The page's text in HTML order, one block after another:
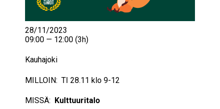
MILLOIN: TI 28.11 klo 9-12
MISSÄ: Kulttuuritalo
28/11/2023
09:00 — 12:00 (3h)
Kauhajoki